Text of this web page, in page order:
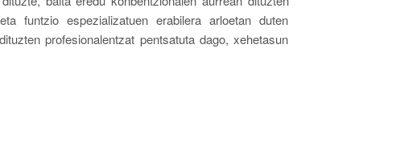
funtzio espezializatuen erabilera arloetan duten
profesionalentzat pentsatuta dago, xehetasun